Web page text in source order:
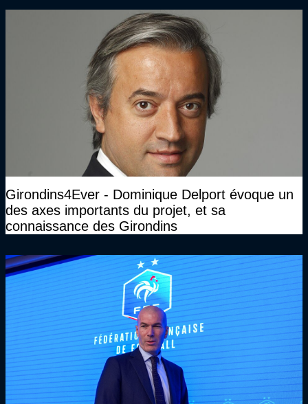
Girondins4Ever - Dominique Delport évoque un
des axes importants du projet, et sa
connaissance des Girondins